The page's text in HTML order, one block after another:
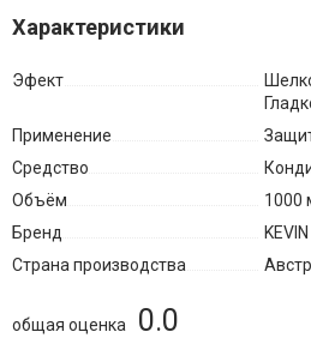
Характеристики
Эфект
Применение
Средство
Объём
1000
Бренд
Страна производства
0.0
общая оценка